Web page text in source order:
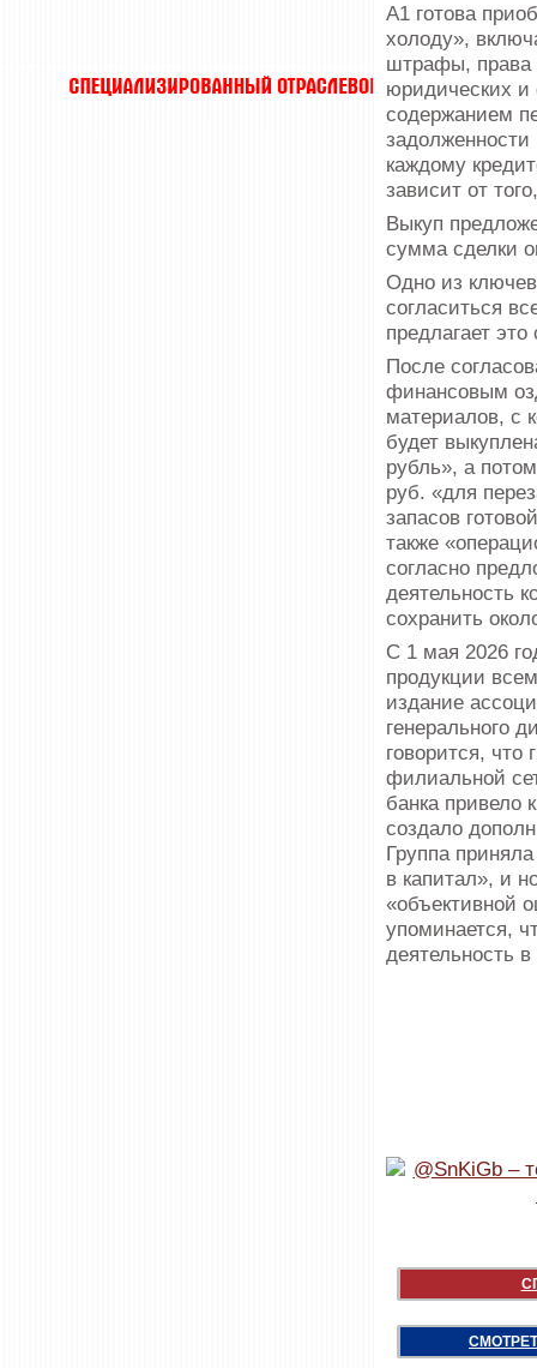
А1 готова
холоду»,
штрафы, права
юридических и
содержанием
каждому
зависит от
Выкуп
сумма сделки
Одно из
согласиться
предлагает
После
финансовым
материалов, с
будет
рубль», а
руб. «для
запасов
также
согласно
деятельность
сохранить
С 1 мая 2026
продукции
издание
генерального
говорится, что
филиальной
банка привело
создало
Группа
в капитал», и
«объективной
упоминается,
деятельность